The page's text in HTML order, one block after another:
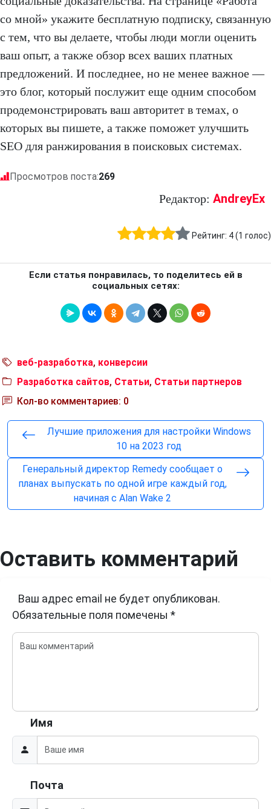
со мной» укажите бесплатную подписку, связанную
с тем, что вы делаете, чтобы люди могли оценить
ваш опыт, а также обзор всех ваших платных
предложений. И последнее, но не менее важное —
это блог, который послужит еще одним способом
продемонстрировать ваш авторитет в темах, о
которых вы пишете, а также поможет улучшить
SEO для ранжирования в поисковых системах.
Просмотров поста:269
Редактор: AndreyEx
Рейтинг: 4(1 голос)
Если статья понравилась, то поделитесь ей в
социальных сетях:
веб-разработка, конверсии
Разработка сайтов, Статьи, Статьи партнеров
Кол-во комментариев: 0
Лучшие приложения для настройки Windows
10 на 2023 год
Генеральный директор Remedy сообщает о
планах выпускать по одной игре каждый год,
начиная с Alan Wake 2
Оставить комментарий
Ваш адрес email не будет опубликован.
Обязательные поля помечены *
Имя
Почта